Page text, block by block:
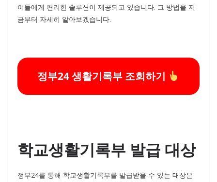
이들에게 편리한 솔루션이 제공되고 있습니다. 그 방법을 지
금부터 자세히 알아보겠습니다.
정부24 생활기록부 조회하기
학교생활기록부 발급 대상
정부24를 통해 학교생활기록부를 발급받을 수 있는 대상은